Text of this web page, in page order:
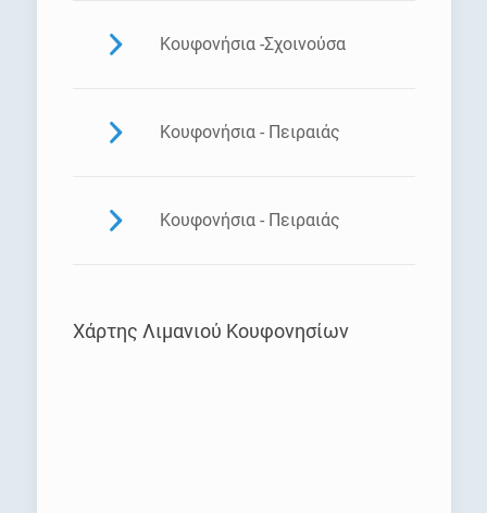
Κουφονήσια -Σχοινούσα
Κουφονήσια - Πειραιάς
Κουφονήσια - Πειραιάς
Χάρτης Λιμανιού Κουφονησίων